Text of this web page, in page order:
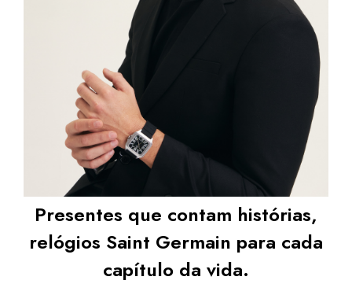
acessório coringa para qualquer estilo ou ocasião. Um
relógio com apelo visual marcante e atemporal, que nunca
Relógio Quadrado Frame Caixa Prata
com Fundo Preto e Pulseira Pulseira Emborrachada
leve para o seu pulso um acessório que combina precisão,
estilo e sobriedade em um só modelo.
Após a confirmação de compra, a nota fiscal será
enviada em até um dia útil em seu e-mail.
Presentes que contam histórias,
relógios Saint Germain para cada
capítulo da vida.